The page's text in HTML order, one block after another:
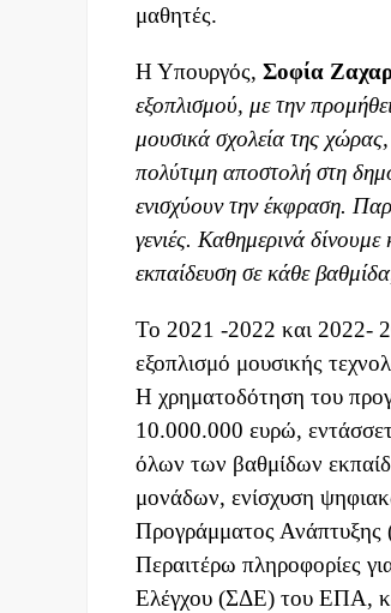
μαθητές.
Η Υπουργός, Σοφία
εξοπλισμού, με την
μουσικά σχολεία της
πολύτιμη αποστολή στη
ενισχύουν την έκφραση.
γενιές. Καθημερινά
εκπαίδευση σε κάθε
Το 2021 -2022 και 2022-
εξοπλισμό μουσικής
Η χρηματοδότηση του
10.000.000 ευρώ,
όλων των βαθμίδων
μονάδων, ενίσχυση
Προγράμματος
Περαιτέρω πληροφορίες
Ελέγχου (ΣΔΕ) του ΕΠΑ,